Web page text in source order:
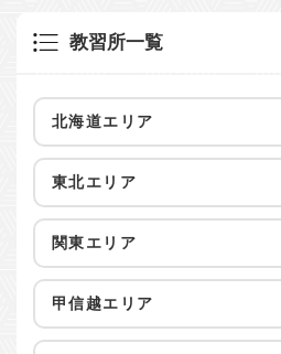
教習所一覧
北海道エリア
東北エリア
関東エリア
甲信越エリア